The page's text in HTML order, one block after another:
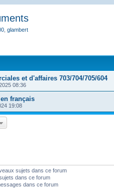
glambert
et d'affaires 703/704/705/604
08:36
français
19:08
sujets dans ce forum
dans ce forum
dans ce forum